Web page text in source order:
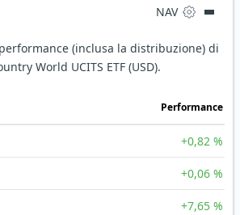
NAV
(inclusa la distribuzione) di
World UCITS ETF (USD).
Performance
+0,82 %
+0,06 %
+7,65 %